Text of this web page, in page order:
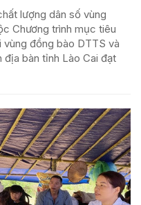
lượng dân số vùng
Chương trình mục tiêu
đồng bào DTTS và
địa bàn tỉnh Lào Cai đạt